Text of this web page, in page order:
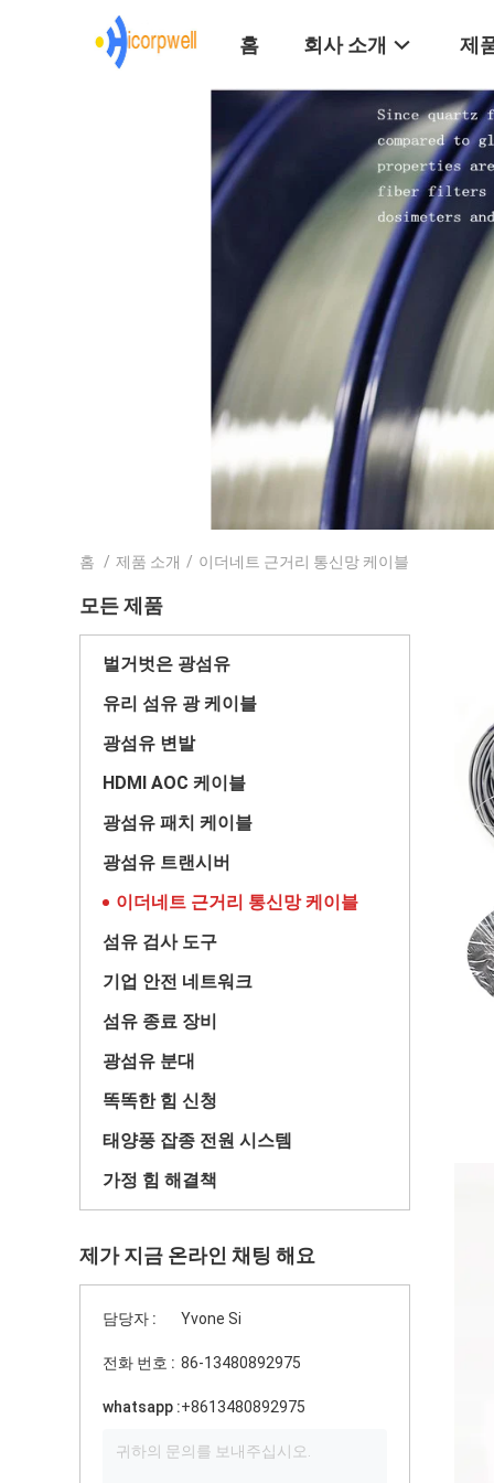
홈 회사 소개 제
홈 / 제품 소개 / 이더네트 근거리 통신망 케이블
모든 제품
벌거벗은 광섬유
유리 섬유 광 케이블
광섬유 변발
HDMI AOC 케이블
광섬유 패치 케이블
광섬유 트랜시버
이더네트 근거리 통신망 케이블
섬유 검사 도구
기업 안전 네트워크
섬유 종료 장비
광섬유 분대
똑똑한 힘 신청
태양풍 잡종 전원 시스템
가정 힘 해결책
제가 지금 온라인 채팅 해요
담당자 : Yvone Si
전화 번호 : 86-13480892975
whatsapp :+8613480892975